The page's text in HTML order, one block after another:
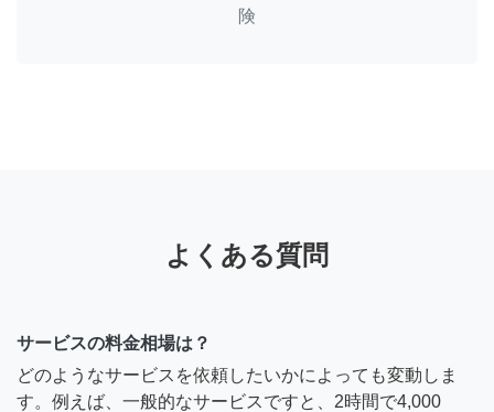
険
よくある質問
サービスの料金相場は？
どのようなサービスを依頼したいかによっても変動しま
す。例えば、一般的なサービスですと、2時間で4,000